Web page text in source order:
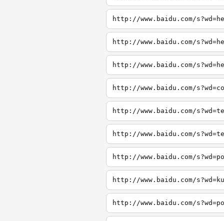
http://www.baidu.com/
http://www.baidu.com/
http://www.baidu.com/
http://www.baidu.com/
http://www.baidu.com/
http://www.baidu.com/
http://www.baidu.com/
http://www.baidu.com/
http://www.baidu.com/